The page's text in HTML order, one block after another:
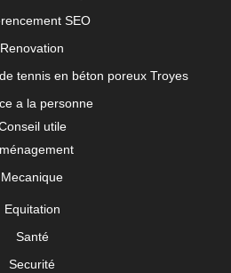
SEO
Renovation
tennis en béton poreux Troyes
a la personne
utile
Mecanique
Equitation
Santé
Securité